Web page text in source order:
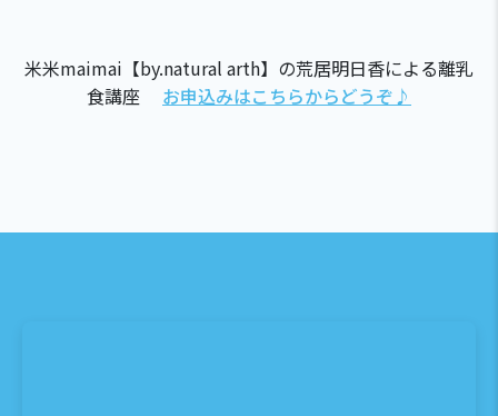
米米maimai【by.natural arth】の荒居明日香による離乳
食講座 お申込みはこちらからどうぞ♪